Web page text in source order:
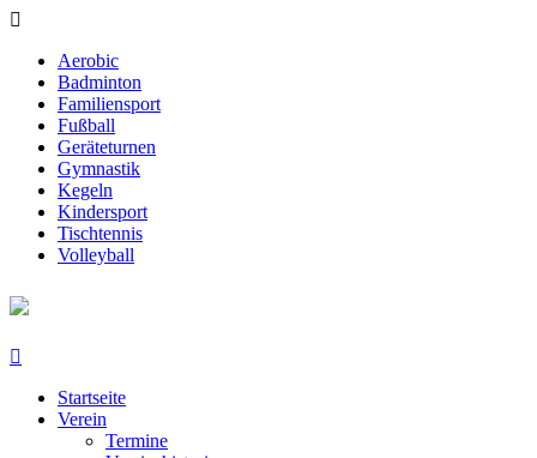
Aerobic
Badminton
Familiensport
Fußball
Geräteturnen
Gymnastik
Kegeln
Kindersport
Tischtennis
Volleyball
Startseite
Verein
Termine